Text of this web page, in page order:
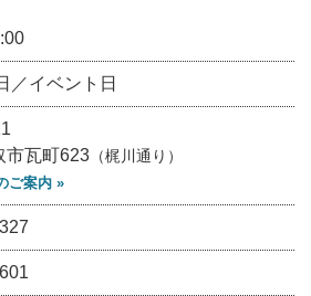
／イベント日
市瓦町623 （梶川通り）
ご案内 »